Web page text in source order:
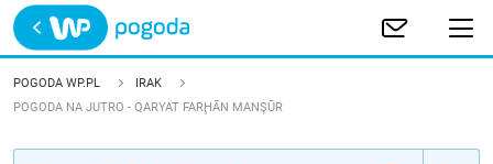
Trwa ładowanie
POLSKA
POGODA WP.PL
IRAK
POGODA NA JUTRO - QARYAT FARḨĀN MANŞŪR